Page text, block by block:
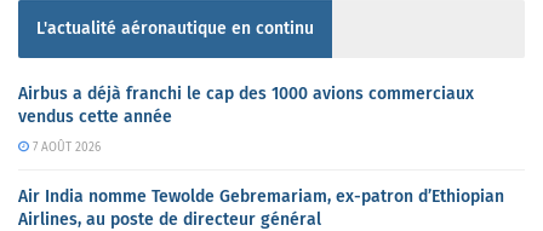
L'actualité aéronautique en continu
Airbus a déjà franchi le cap des 1000 avions commerciaux
vendus cette année
7 AOÛT 2026
Air India nomme Tewolde Gebremariam, ex-patron d’Ethiopian
Airlines, au poste de directeur général